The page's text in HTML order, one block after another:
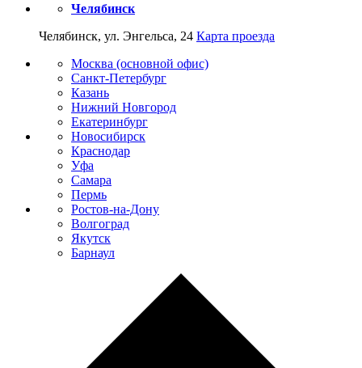
Челябинск
Челябинск, ул. Энгельса, 24 Карта проезда
Москва (основной офис)
Санкт-Петербург
Казань
Нижний Новгород
Екатеринбург
Новосибирск
Краснодар
Уфа
Самара
Пермь
Ростов-на-Дону
Волгоград
Якутск
Барнаул